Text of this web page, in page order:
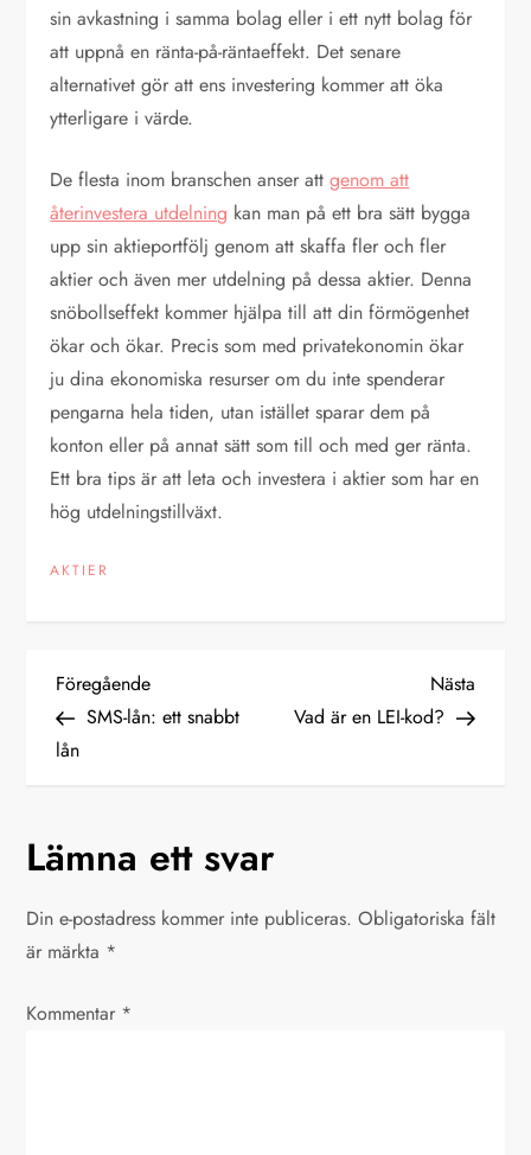
sin avkastning i samma bolag eller i ett nytt bolag för
att uppnå en ränta-på-räntaeffekt. Det senare
alternativet gör att ens investering kommer att öka
ytterligare i värde.
De flesta inom branschen anser attgenom att
återinvestera utdelning kan man på ett bra sätt bygga
upp sin aktieportfölj genom att skaffa fler och fler
aktier och även mer utdelning på dessa aktier. Denna
snöbollseffekt kommer hjälpa till att din förmögenhet
ökar och ökar. Precis som med privatekonomin ökar
ju dina ekonomiska resurser om du inte spenderar
pengarna hela tiden, utan istället sparar dem på
konton eller på annat sätt som till och med ger ränta.
Ett bra tips är att leta och investera i aktier som har en
hög utdelningstillväxt.
AKTIER
I
n
ä
g
g
s
Föregående
inlägg
Föregående
SMS-lån: ett snabbt
lån
Nästa
inlägg
Nästa
Vad är en LEI-kod?
Lämna ett svar
Din e-postadress kommer inte publiceras. Obligatoriska fält
är märkta *
Kommentar *